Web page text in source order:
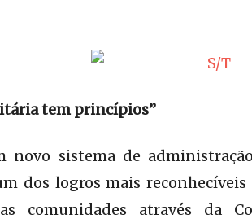
tem princípios”
novo sistema de
dos logros mais
comunidades através da